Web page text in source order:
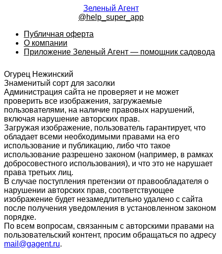
Зеленый Агент
@help_super_app
Публичная оферта
О компании
Приложение Зеленый Агент — помощник садовода
Огурец Нежинский
Знаменитый сорт для засолки
Администрация сайта не проверяет и не может
проверить все изображения, загружаемые
пользователями, на наличие правовых нарушений,
включая нарушение авторских прав.
Загружая изображение, пользователь гарантирует, что
обладает всеми необходимыми правами на его
использование и публикацию, либо что такое
использование разрешено законом (например, в рамках
добросовестного использования), и что это не нарушает
права третьих лиц.
В случае поступления претензии от правообладателя о
нарушении авторских прав, соответствующее
изображение будет незамедлительно удалено с сайта
после получения уведомления в установленном законом
порядке.
По всем вопросам, связанным с авторскими правами на
пользовательский контент, просим обращаться по адресу
mail@gagent.ru.